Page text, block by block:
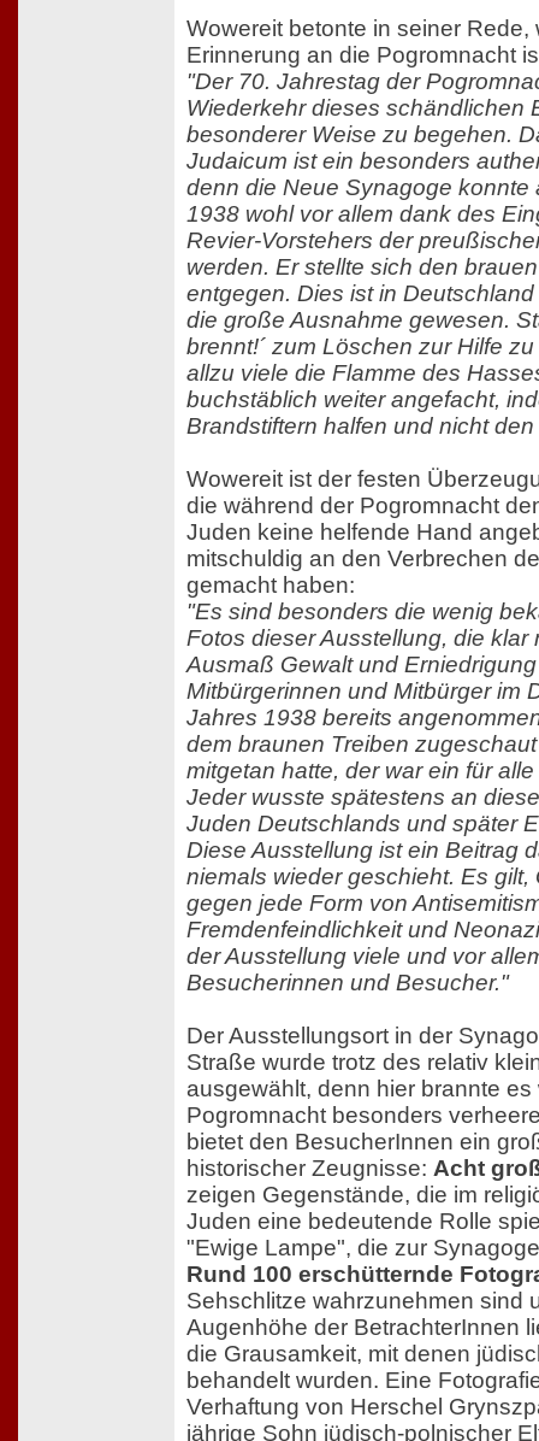
Wowereit betonte in seiner Rede,
Erinnerung an die Pogromnacht
"Der 70. Jahrestag der
Wiederkehr dieses schändlichen
besonderer Weise zu begehen.
Judaicum ist ein besonders
denn die Neue Synagoge konnte
1938 wohl vor allem dank des
Revier-Vorstehers der
werden. Er stellte sich den
entgegen. Dies ist in
die große Ausnahme gewesen.
brennt!´ zum Löschen zur Hilfe
allzu viele die Flamme des
buchstäblich weiter angefacht,
Brandstiftern halfen und nicht
Wowereit ist der festen
die während der Pogromnacht
Juden keine helfende Hand
mitschuldig an den Verbrechen
gemacht haben:
"Es sind besonders die wenig
Fotos dieser Ausstellung, die klar
Ausmaß Gewalt und
Mitbürgerinnen und Mitbürger im
Jahres 1938 bereits
dem braunen Treiben
mitgetan hatte, der war ein für
Jeder wusste spätestens an
Juden Deutschlands und später
Diese Ausstellung ist ein Beitrag
niemals wieder geschieht. Es
gegen jede Form von
Fremdenfeindlichkeit und
der Ausstellung viele und vor
Besucherinnen und Besucher."
Der Ausstellungsort in der
Straße wurde trotz des relativ
ausgewählt, denn hier brannte es
Pogromnacht besonders
bietet den BesucherInnen ein
historischer Zeugnisse: Acht
zeigen Gegenstände, die im
Juden eine bedeutende Rolle
"Ewige Lampe", die zur
Rund 100 erschütternde
Sehschlitze wahrzunehmen sind
Augenhöhe der BetrachterInnen
die Grausamkeit, mit denen
behandelt wurden. Eine
Verhaftung von Herschel
jährige Sohn jüdisch-polnischer